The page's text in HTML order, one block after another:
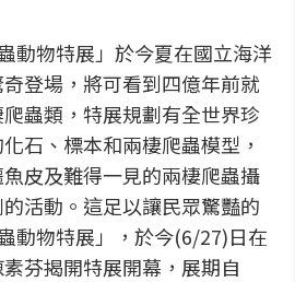
動物特展」於今夏在國立海洋
登場，將可看到四億年前就
蟲類，特展規劃有全世界珍
石、標本和兩棲爬蟲模型，
皮及難得一見的兩棲爬蟲攝
活動。這足以讓民眾驚豔的
動物特展」，於今(6/27)日在
芬揭開特展開幕，展期自